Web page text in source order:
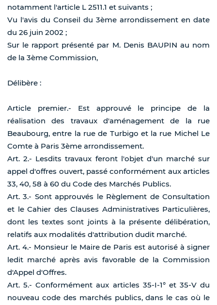
notamment l'article L 2511.1 et suivants ;
Vu l'avis du Conseil du 3ème arrondissement en date
du 26 juin 2002 ;
Sur le rapport présenté par M. Denis BAUPIN au nom
de la 3ème Commission,
Délibère :
Article premier.- Est approuvé le principe de la
réalisation des travaux d'aménagement de la rue
Beaubourg, entre la rue de Turbigo et la rue Michel Le
Comte à Paris 3ème arrondissement.
Art. 2.- Lesdits travaux feront l'objet d'un marché sur
appel d'offres ouvert, passé conformément aux articles
33, 40, 58 à 60 du Code des Marchés Publics.
Art. 3.- Sont approuvés le Règlement de Consultation
et le Cahier des Clauses Administratives Particulières,
dont les textes sont joints à la présente délibération,
relatifs aux modalités d'attribution dudit marché.
Art. 4.- Monsieur le Maire de Paris est autorisé à signer
ledit marché après avis favorable de la Commission
d'Appel d'Offres.
Art. 5.- Conformément aux articles 35-I-1° et 35-V du
nouveau code des marchés publics, dans le cas où le